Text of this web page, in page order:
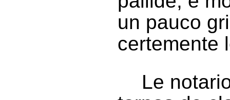
un pauco
certemente
Le